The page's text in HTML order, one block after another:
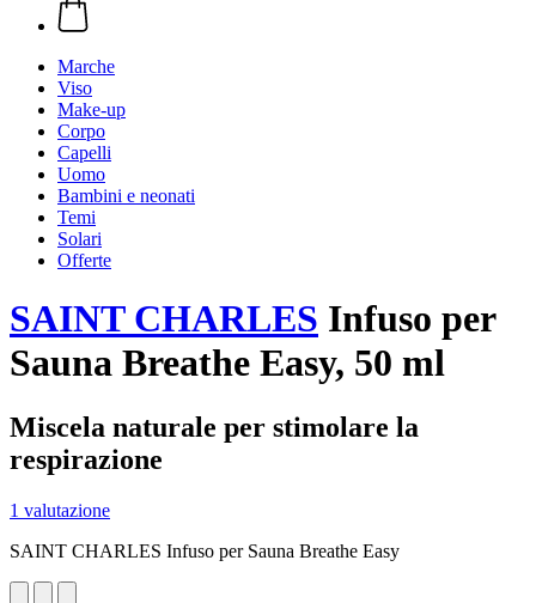
Marche
Viso
Make-up
Corpo
Capelli
Uomo
Bambini e neonati
Temi
Solari
Offerte
SAINT CHARLES Infuso per
Sauna Breathe Easy, 50 ml
Miscela naturale per stimolare la
respirazione
1 valutazione
SAINT CHARLES Infuso per Sauna Breathe Easy